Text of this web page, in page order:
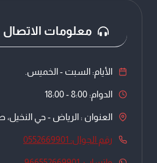
معلومات الاتصال
الأيام: السبت - الخميس.
الدوام: 8:00 - 18:00
العنوان : الرياض - حي النخيل،
رقم الجوال: 0552669901